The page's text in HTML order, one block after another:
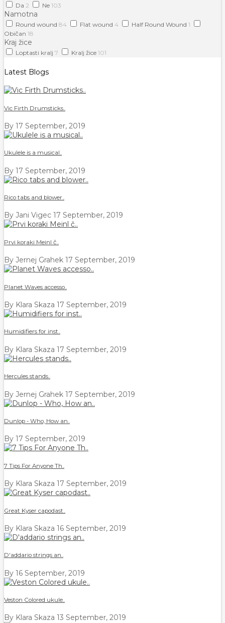
Da 2 Ne 103
Namotna
Round wound 84 Flat wound 4 Half Round Wound 1
Običan 18
Kraj žice
Loptasti kralj 7 Kralj žice 101
Latest Blogs
Vic Firth Drumsticks..
By 17 September, 2019
Ukulele is a musical..
By 17 September, 2019
Rico tabs and blower..
By Jani Vigec 17 September, 2019
Prvi koraki Meinl č..
By Jernej Grahek 17 September, 2019
Planet Waves accesso..
By Klara Skaza 17 September, 2019
Humidifiers for inst..
By Klara Skaza 17 September, 2019
Hercules stands..
By Jernej Grahek 17 September, 2019
Dunlop - Who, How an..
By 17 September, 2019
7 Tips For Anyone Th..
By Klara Skaza 17 September, 2019
Great Kyser capodast..
By Klara Skaza 16 September, 2019
D'addario strings an..
By 16 September, 2019
Veston Colored ukule..
By Klara Skaza 13 September, 2019